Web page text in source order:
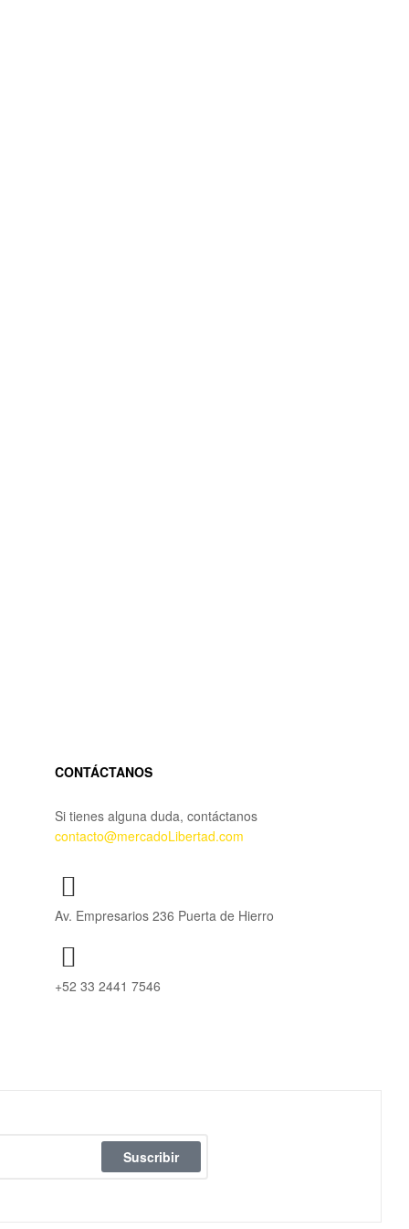
CONTÁCTANOS
Si tienes alguna duda, contáctanos
contacto@mercadoLibertad.com
Av. Empresarios 236 Puerta de Hierro
+52 33 2441 7546
Suscribir